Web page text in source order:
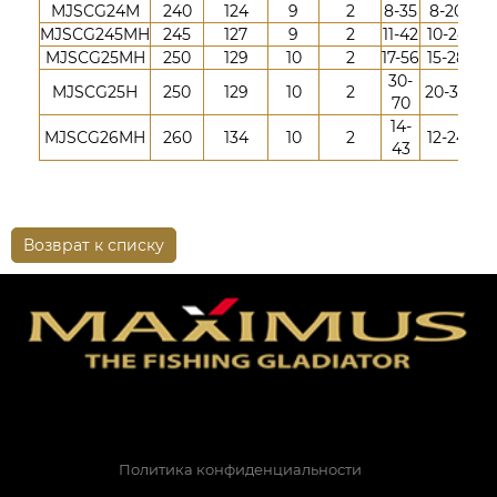
MJSСG24M
240 124 9 2 8-35
8-20
MJSСG245MH
245 127 9 2 11-42 10-24
MJSСG25MH
250 129 10 2 17-56 15-28
MJSCG25H
250 129 10 2
30-
70
20-36
MJSСG26MH 260 134 10 2
14-
43
12-24
Возврат к списку
Политика конфиденциальности